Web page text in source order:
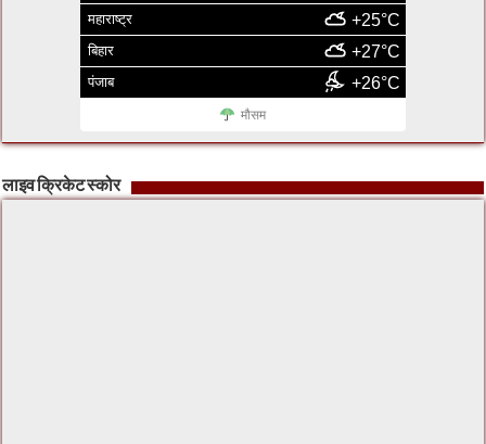
महाराष्ट्र +25°C
बिहार +27°C
पंजाब +26°C
मौसम
लाइव क्रिकेट स्कोर